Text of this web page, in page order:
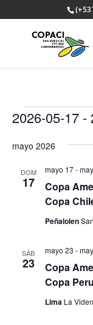
Eventos
2026-05-17 -
la
mayo 2026
DOM
17
Copa
Copa
mayo 17-
Peñalolen
SÁB
23
Copa
Copa Peru
mayo 23 -
Lima La